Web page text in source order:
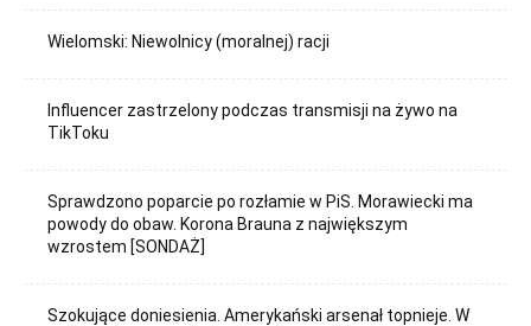
Wielomski: Niewolnicy (moralnej) racji
Influencer zastrzelony podczas transmisji na żywo na
TikToku
Sprawdzono poparcie po rozłamie w PiS. Morawiecki ma
powody do obaw. Korona Brauna z największym
wzrostem [SONDAŻ]
Szokujące doniesienia. Amerykański arsenał topnieje. W